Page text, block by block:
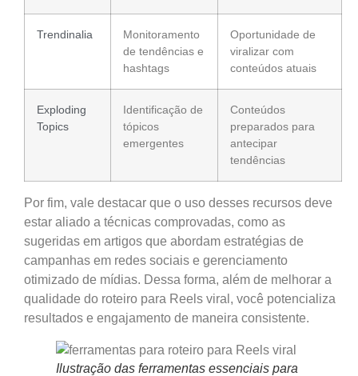
Trendinalia
Monitoramento
de tendências e
hashtags
Oportunidade de
viralizar com
conteúdos atuais
Exploding
Topics
Identificação de
tópicos
emergentes
Conteúdos
preparados para
antecipar
tendências
Por fim, vale destacar que o uso desses recursos deve
estar aliado a técnicas comprovadas, como as
sugeridas em artigos que abordam estratégias de
campanhas em redes sociais e gerenciamento
otimizado de mídias. Dessa forma, além de melhorar a
qualidade do roteiro para Reels viral, você potencializa
resultados e engajamento de maneira consistente.
Ilustração das ferramentas essenciais para